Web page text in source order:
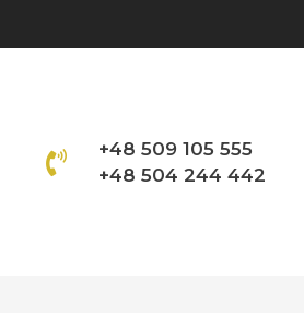
+48 509 105 555
+48 504 244 442